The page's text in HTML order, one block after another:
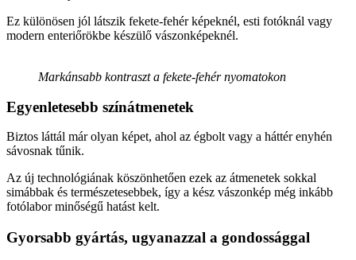
Ez különösen jól látszik fekete-fehér képeknél, esti fotóknál vagy
modern enteriőrökbe készülő vászonképeknél.
Markánsabb kontraszt a fekete-fehér nyomatokon
Egyenletesebb színátmenetek
Biztos láttál már olyan képet, ahol az égbolt vagy a háttér enyhén
sávosnak tűnik.
Az új technológiának köszönhetően ezek az átmenetek sokkal
simábbak és természetesebbek, így a kész vászonkép még inkább
fotólabor minőségű hatást kelt.
Gyorsabb gyártás, ugyanazzal a gondossággal